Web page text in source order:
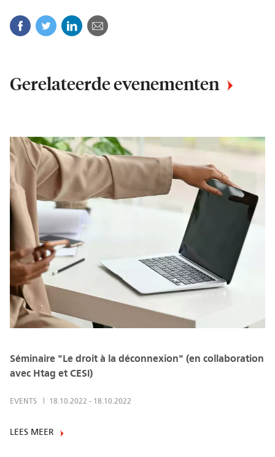
Gerelateerde evenementen
Séminaire "Le droit à la déconnexion" (en collaboration
avec Htag et CESI)
EVENTS 18.10.2022 - 18.10.2022
LEES MEER
Facebook
TwitterLinkedinE-mail